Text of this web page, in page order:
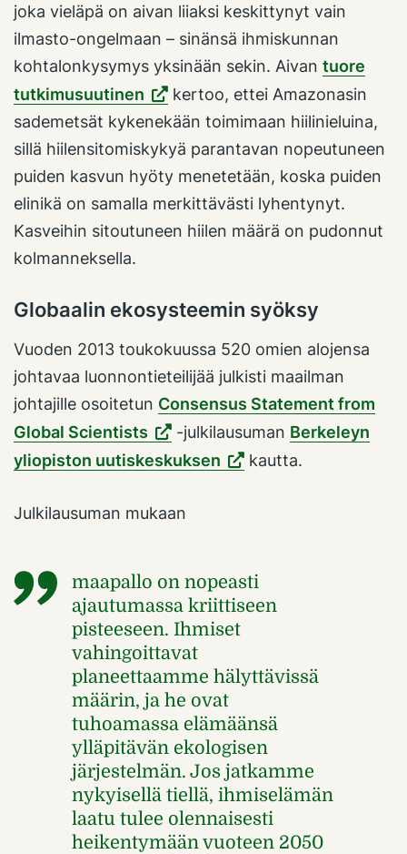
joka vieläpä on aivan liiaksi keskittynyt vain
ilmasto-ongelmaan – sinänsä ihmiskunnan
kohtalonkysymys yksinään sekin. Aivan tuore
tutkimusuutinen
kertoo, ettei Amazonasin
sademetsät kykenekään toimimaan hiilinieluina,
sillä hiilensitomiskykyä parantavan nopeutuneen
puiden kasvun hyöty menetetään, koska puiden
elinikä on samalla merkittävästi lyhentynyt.
Kasveihin sitoutuneen hiilen määrä on pudonnut
kolmanneksella.
Globaalin ekosysteemin syöksy
Vuoden 2013 toukokuussa 520 omien alojensa
johtavaa luonnontieteilijää julkisti maailman
johtajille osoitetun Consensus Statement from
Global Scientists
-julkilausuman Berkeleyn
yliopiston uutiskeskuksen
kautta.
Julkilausuman mukaan
maapallo on nopeasti
ajautumassa kriittiseen
pisteeseen. Ihmiset
vahingoittavat
planeettaamme hälyttävissä
määrin, ja he ovat
tuhoamassa elämäänsä
ylläpitävän ekologisen
järjestelmän. Jos jatkamme
nykyisellä tiellä, ihmiselämän
laatu tulee olennaisesti
heikentymään vuoteen 2050